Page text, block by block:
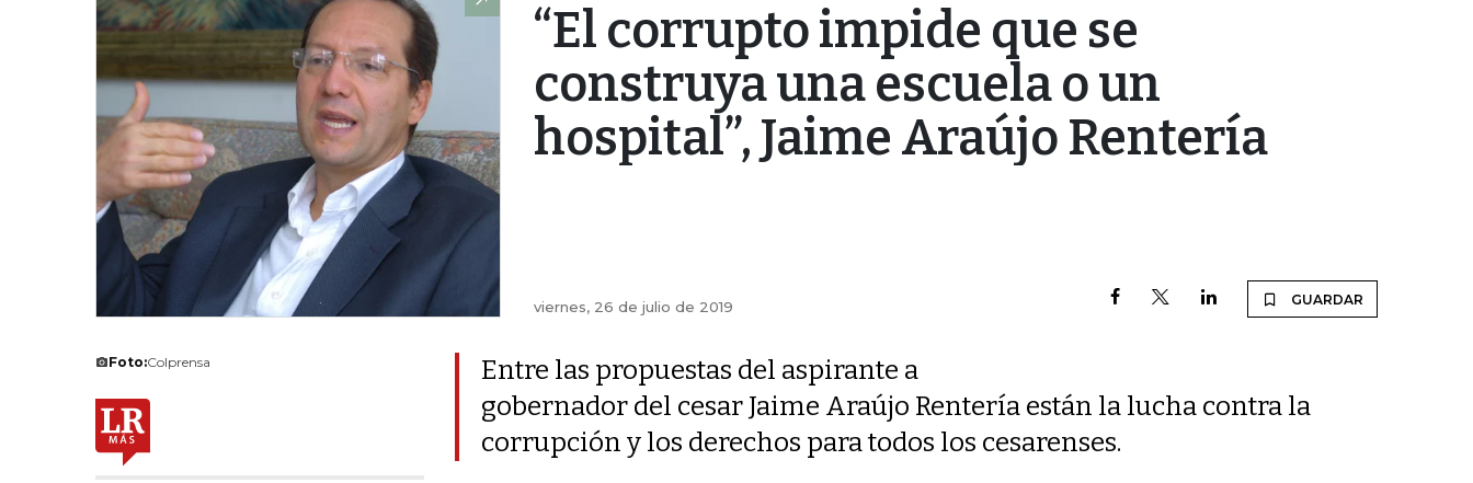
“El corrupto impide que se
construya una escuela o un
hospital”, Jaime Araújo Rentería
viernes, 26 de julio de 2019 GUARDAR
Foto:Colprensa
Entre las propuestas del aspirante a
gobernador del cesar Jaime Araújo Rentería están la lucha contra la
corrupción y los derechos para todos los cesarenses.